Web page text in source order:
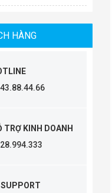
HÀNG
TRỢ KINH DOANH
SUPPORT